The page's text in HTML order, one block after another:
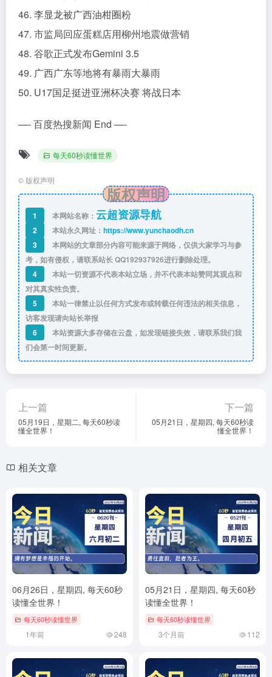
46. 李显龙被广西油柑圈粉
47. 市监局回应蛋糕店用柳州地震做营销
48. 谷歌正式发布Gemini 3.5
49. 广西广东等地将有暴雨大暴雨
50. U17国足挺进亚洲杯决赛 将战日本
—- 百度热搜新闻 End —-
每天60秒读懂世界
© 版权声明
版权声明
1 本网站名称： 云超资源导航
2 本站永久网址： https://www.yunchaodh.cn
3
本网站的文章部分内容可能来源于网络，仅供大家学习与参
考，如有侵权，请联系站长 QQ192937926进行删除处理。
4
本站一切资源不代表本站立场，并不代表本站赞同其观点和
对其真实性负责。
5
本站一律禁止以任何方式发布或转载任何违法的相关信息，
访客发现请向站长举报
6
本站资源大多存储在云盘，如发现链接失效，请联系我们我
们会第一时间更新。
上一篇
05月19日，星期二, 每天60秒读
懂全世界！
下一篇
05月21日，星期四, 每天60秒读
懂全世界！
相关文章
06月26日，星期四, 每天60秒
读懂全世界！
每天60秒读懂世界
1年前 248
05月21日，星期四, 每天60秒
读懂全世界！
每天60秒读懂世界
3个月前 112